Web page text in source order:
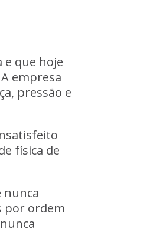
e que hoje
A empresa
pressão e
física de
nunca
por ordem